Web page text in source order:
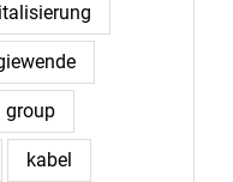
group
kabel